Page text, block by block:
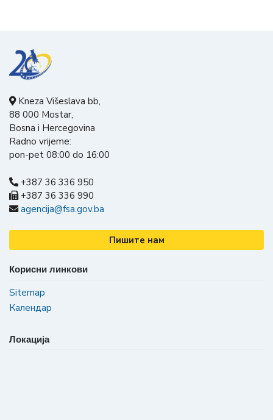
Kneza Višeslava bb,
88 000 Mostar,
Bosna i Hercegovina
Radno vrijeme:
pon-pet 08:00 do 16:00
+387 36 336 950
+387 36 336 990
agencija@fsa.gov.ba
Пишите нам
Корисни линкови
Sitemap
Календар
Локација